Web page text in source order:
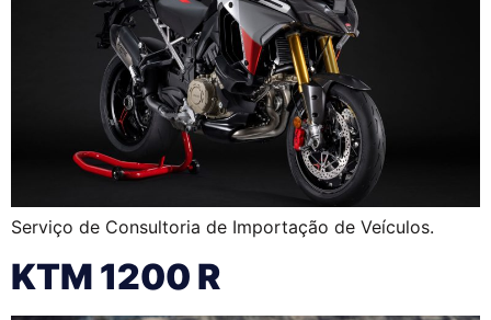
Serviço de Consultoria de Importação de Veículos.
KTM 1200 R